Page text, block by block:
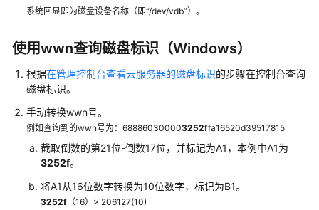
传
故
障
ECS
顿
（Windows）
ECS
系统回显即为磁盘设备名称（即“/dev/vdb”）。
使用wwn查询磁盘标识（Windows）
根据在管理控制台查看云服务器的磁盘标识的步骤在控制台查询
磁盘标识。
手动转换wwn号。
例如查询到的wwn号为：688860300003252ffa16520d39517815
截取倒数的第21位-倒数17位，并标记为A1，本例中A1为
3252f。
将A1从16位数字转换为10位数字，标记为B1。
3252f （16）> 206127(10)